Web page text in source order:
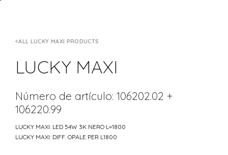
ALL LUCKY MAXI PRODUCTS
LUCKY MAXI
Número de artículo: 106202.02 +
106220.99
LUCKY MAXI: LED 54W 3K NERO L=1800
LUCKY MAXI: DIFF. OPALE PER L1800